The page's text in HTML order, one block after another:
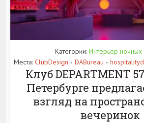
Категории: Интерьер ночных
Места: ClubDesign • DABureau •
Клуб DEPARTMENT
Петербурге
взгляд на
вечеринок